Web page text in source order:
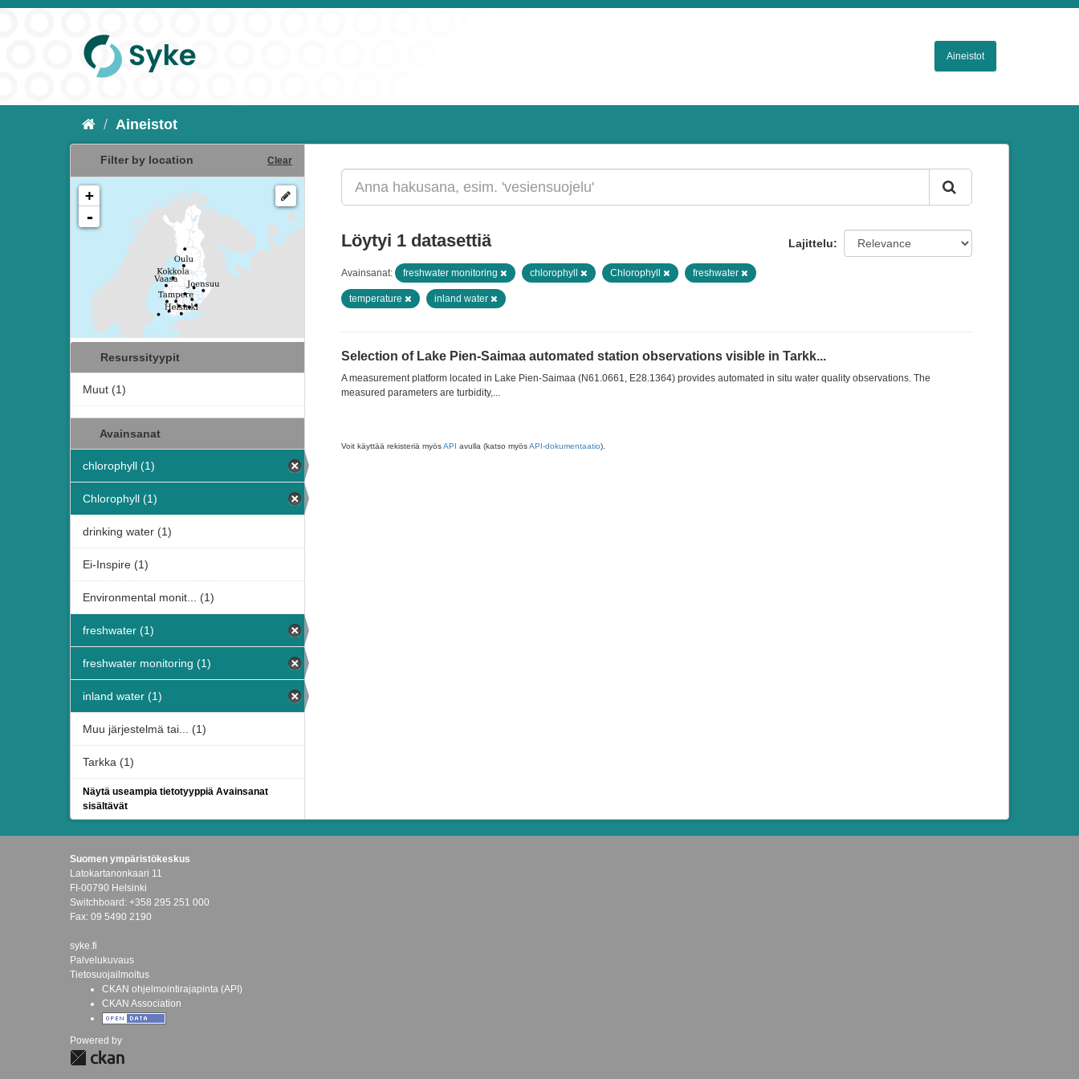
Aineistot
Aineistot
Filter by location Clear
+
-
Resurssityypit
Muut (1)
Avainsanat
chlorophyll (1)
Chlorophyll (1)
drinking water (1)
Ei-Inspire (1)
Environmental monit... (1)
freshwater (1)
freshwater monitoring (1)
inland water (1)
Muu järjestelmä tai... (1)
Tarkka (1)
Näytä useampia tietotyyppiä Avainsanat
sisältävät
Lajittelu
Löytyi 1 datasettiä
Avainsanat: freshwater monitoring chlorophyll Chlorophyll freshwater
temperature inland water
Selection of Lake Pien-Saimaa automated station observations visible in Tarkk...
A measurement platform located in Lake Pien-Saimaa (N61.0661, E28.1364) provides automated in situ water quality observations. The
measured parameters are turbidity,...
Voit käyttää rekisteriä myösAPI avulla (katso myösAPI-dokumentaatio).
Suomen ympäristökeskus
Latokartanonkaari 11
FI-00790 Helsinki
Switchboard: +358 295 251 000
Fax: 09 5490 2190
syke.fi
Palvelukuvaus
Tietosuojailmoitus
CKAN ohjelmointirajapinta (API)
CKAN Association
Powered by